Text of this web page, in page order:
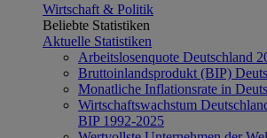
Wirtschaft & Politik
Beliebte Statistiken
Aktuelle Statistiken
Arbeitslosenquote Deutschland
Bruttoinlandsprodukt (BIP)
Monatliche Inflationsrate in
Wirtschaftswachstum
BIP 1992-2025